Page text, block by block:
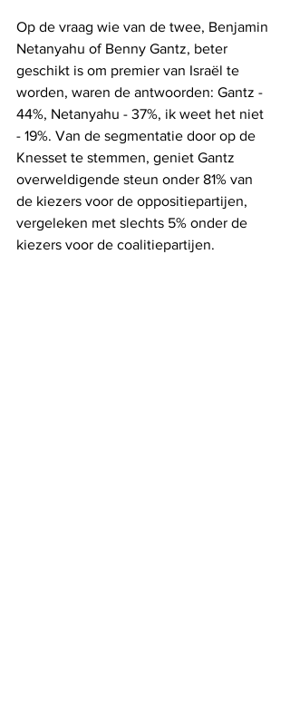
Op de vraag wie van de twee, Benjamin
Netanyahu of Benny Gantz, beter
geschikt is om premier van Israël te
worden, waren de antwoorden: Gantz -
44%, Netanyahu - 37%, ik weet het niet
- 19%. Van de segmentatie door op de
Knesset te stemmen, geniet Gantz
overweldigende steun onder 81% van
de kiezers voor de oppositiepartijen,
vergeleken met slechts 5% onder de
kiezers voor de coalitiepartijen.